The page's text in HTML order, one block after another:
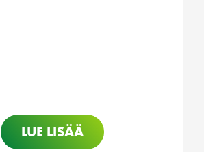
LUE LISÄÄ